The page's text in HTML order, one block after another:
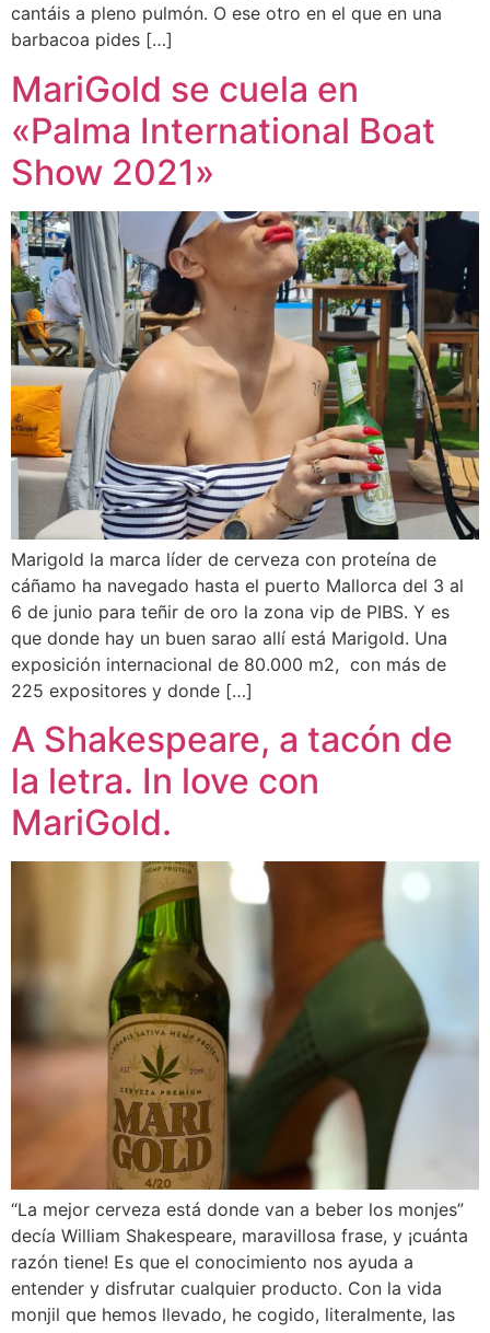
cantáis a pleno pulmón. O ese otro en el que en una
barbacoa pides […]
MariGold se cuela en
«Palma International Boat
Show 2021»
Marigold la marca líder de cerveza con proteína de
cáñamo ha navegado hasta el puerto Mallorca del 3 al
6 de junio para teñir de oro la zona vip de PIBS. Y es
que donde hay un buen sarao allí está Marigold. Una
exposición internacional de 80.000 m2, con más de
225 expositores y donde […]
A Shakespeare, a tacón de
la letra. In love con
MariGold.
“La mejor cerveza está donde van a beber los monjes”
decía William Shakespeare, maravillosa frase, y ¡cuánta
razón tiene! Es que el conocimiento nos ayuda a
entender y disfrutar cualquier producto. Con la vida
monjil que hemos llevado, he cogido, literalmente, las